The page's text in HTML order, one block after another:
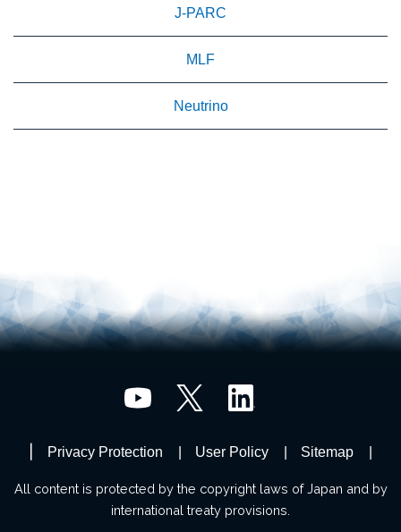
J-PARC
MLF
Neutrino
Privacy Protection User Policy Sitemap
All content is protected by the copyright laws of Japan and by
international treaty provisions.